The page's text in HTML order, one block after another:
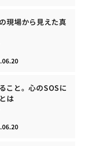
現場から見えた真
こと。心のSOSに
は